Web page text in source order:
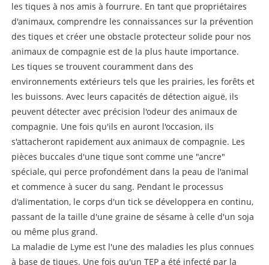
les tiques à nos amis à fourrure. En tant que propriétaires
d'animaux, comprendre les connaissances sur la prévention
des tiques et créer une obstacle protecteur solide pour nos
animaux de compagnie est de la plus haute importance.
Les tiques se trouvent couramment dans des
environnements extérieurs tels que les prairies, les forêts et
les buissons. Avec leurs capacités de détection aiguë, ils
peuvent détecter avec précision l'odeur des animaux de
compagnie. Une fois qu'ils en auront l'occasion, ils
s'attacheront rapidement aux animaux de compagnie. Les
pièces buccales d'une tique sont comme une "ancre"
spéciale, qui perce profondément dans la peau de l'animal
et commence à sucer du sang. Pendant le processus
d'alimentation, le corps d'un tick se développera en continu,
passant de la taille d'une graine de sésame à celle d'un soja
ou même plus grand.
La maladie de Lyme est l'une des maladies les plus connues
à base de tiques. Une fois qu'un TEP a été infecté par la